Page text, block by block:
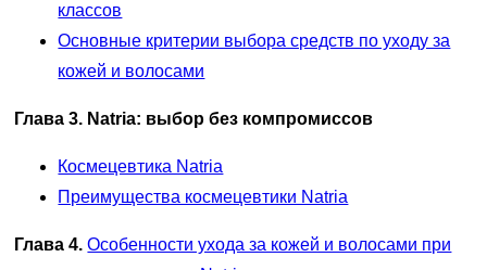
классов
Основные критерии выбора средств по уходу за
кожей и волосами
Глава 3. Natria: выбор без компромиссов
Космецевтика Natria
Преимущества космецевтики Natria
Глава 4. Особенности ухода за кожей и волосами при